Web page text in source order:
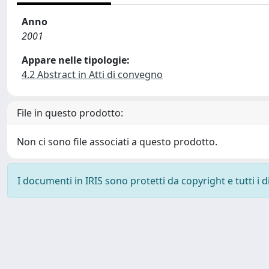
Anno
2001
Appare nelle tipologie:
4.2 Abstract in Atti di convegno
File in questo prodotto:
Non ci sono file associati a questo prodotto.
I documenti in IRIS sono protetti da copyright e tutti i